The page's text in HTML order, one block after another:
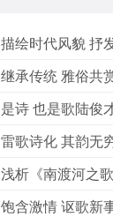
描绘时代风貌 抒
继承传统 雅俗共
是诗 也是歌陆俊
雷歌诗化 其韵无
浅析《南渡河之
饱含激情 讴歌新